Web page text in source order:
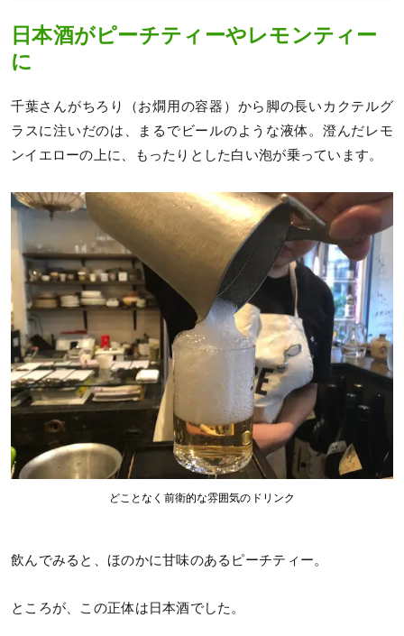
日本酒がピーチティーやレモンティー
に
千葉さんがちろり（お燗用の容器）から脚の長いカクテルグ
ラスに注いだのは、まるでビールのような液体。澄んだレモ
ンイエローの上に、もったりとした白い泡が乗っています。
どことなく前衛的な雰囲気のドリンク
飲んでみると、ほのかに甘味のあるピーチティー。
ところが、この正体は日本酒でした。